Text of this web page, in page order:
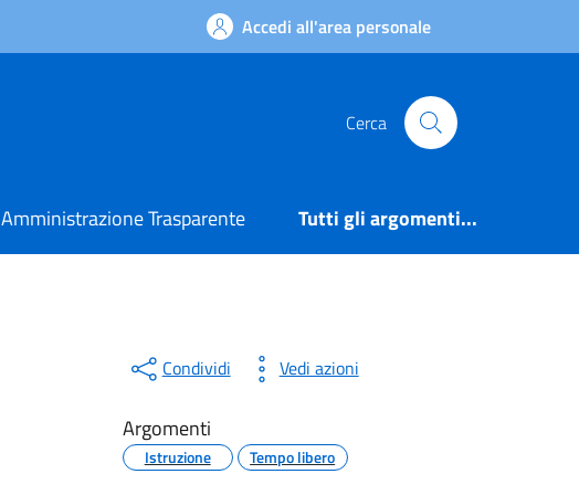
Accedi all'area personale
Cerca
Amministrazione Trasparente Tutti gli argomenti...
Condividi Vedi azioni
Argomenti
Istruzione Tempo libero